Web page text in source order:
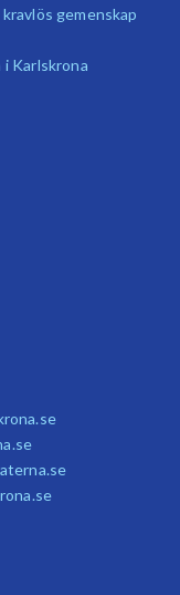
gemenskap
Karlskrona